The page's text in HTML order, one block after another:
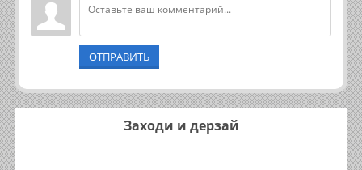
ОТПРАВИТЬ
Заходи и дерзай